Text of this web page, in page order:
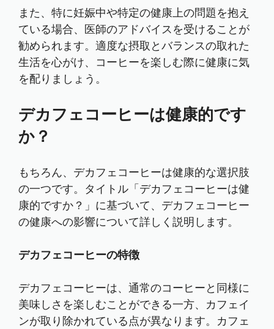
また、特に妊娠中や特定の健康上の問題を抱え
ている場合、医師のアドバイスを受けることが
勧められます。適度な摂取とバランスの取れた
生活を心がけ、コーヒーを楽しむ際に健康に気
を配りましょう。
デカフェコーヒーは健康的です
か？
もちろん、デカフェコーヒーは健康的な選択肢
の一つです。タイトル「デカフェコーヒーは健
康的ですか？」に基づいて、デカフェコーヒー
の健康への影響について詳しく説明します。
デカフェコーヒーの特徴
デカフェコーヒーは、通常のコーヒーと同様に
美味しさを楽しむことができる一方、カフェイ
ンが取り除かれている点が異なります。カフェ